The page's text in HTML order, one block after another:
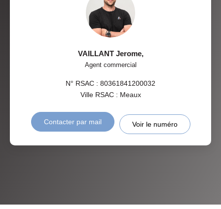
VAILLANT Jerome,
Agent commercial
N° RSAC : 80361841200032
Ville RSAC : Meaux
Contacter par mail Voir le numéro